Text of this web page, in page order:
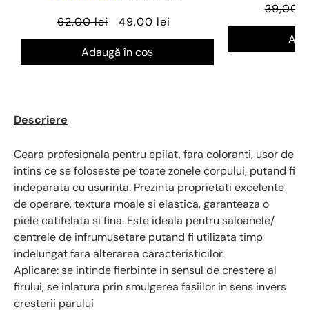
62,00 lei
49,00 lei
Adaugă în coș
39,00
Descriere
Ceara profesionala pentru epilat, fara coloranti, usor de
intins ce se foloseste pe toate zonele corpului, putand fi
indeparata cu usurinta. Prezinta proprietati excelente
de operare, textura moale si elastica, garanteaza o
piele catifelata si fina. Este ideala pentru saloanele/
centrele de infrumusetare putand fi utilizata timp
indelungat fara alterarea caracteristicilor.
Aplicare: se intinde fierbinte in sensul de crestere al
firului, se inlatura prin smulgerea fasiilor in sens invers
cresterii parului